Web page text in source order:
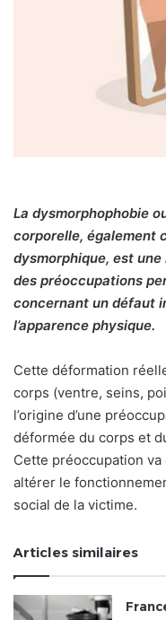
La dysmorphophobie
corporelle, également
dysmorphique, est
des préoccupations
concernant un défaut
l’apparence physique.
Cette déformation
corps (ventre, seins,
l’origine d’une
déformée du corps et
Cette préoccupation
altérer le
social de la victime.
Articles similaires